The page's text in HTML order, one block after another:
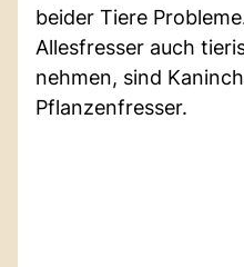
beider Tiere
Allesfresser auch
nehmen, sind
Pflanzenfresser.